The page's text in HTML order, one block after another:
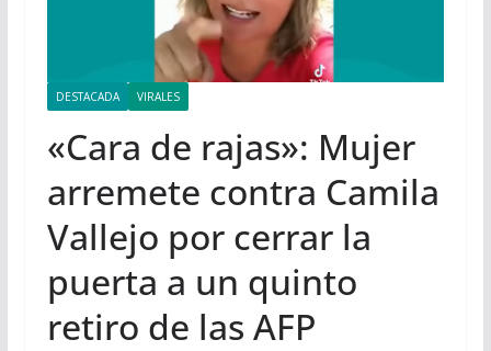
DESTACADA VIRALES
«Cara de rajas»: Mujer
arremete contra Camila
Vallejo por cerrar la
puerta a un quinto
retiro de las AFP